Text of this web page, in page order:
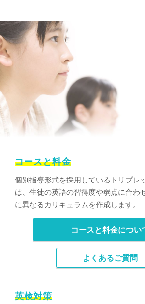
コースと料金
個別指導形式を採用しているトリプレ
は、生徒の英語の習得度や弱点に合わ
に異なるカリキュラムを作成します。
コースと料金につい
よくあるご質問
英検対策